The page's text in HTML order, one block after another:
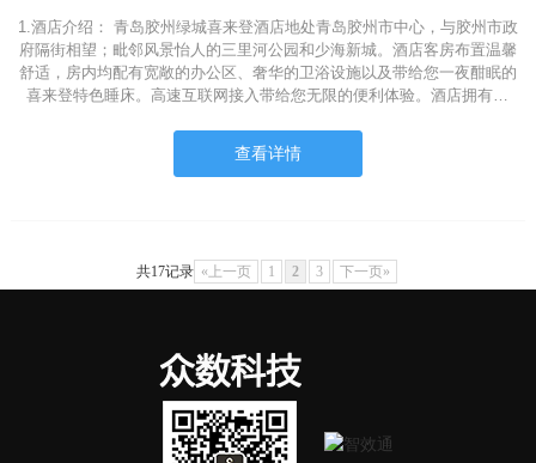
1.酒店介绍： 青岛胶州绿城喜来登酒店地处青岛胶州市中心，与胶州市政
府隔街相望；毗邻风景怡人的三里河公园和少海新城。酒店客房布置温馨
舒适，房内均配有宽敞的办公区、奢华的卫浴设施以及带给您一夜酣眠的
喜来登特色睡床。高速互联网接入带给您无限的便利体验。酒店拥有…
查看详情
共17记录 «上一页 1 2 3 下一页»